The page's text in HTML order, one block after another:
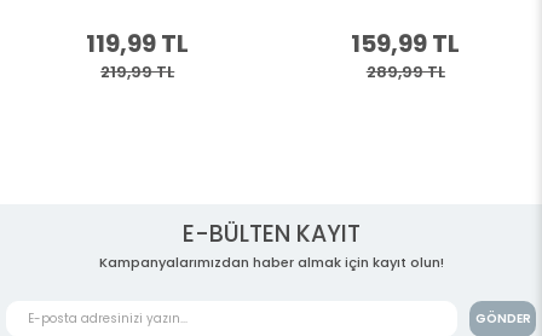
119,99 TL
219,99 TL
159,99 TL
289,99 TL
E-BÜLTEN KAYIT
Kampanyalarımızdan haber almak için kayıt olun!
GÖNDER